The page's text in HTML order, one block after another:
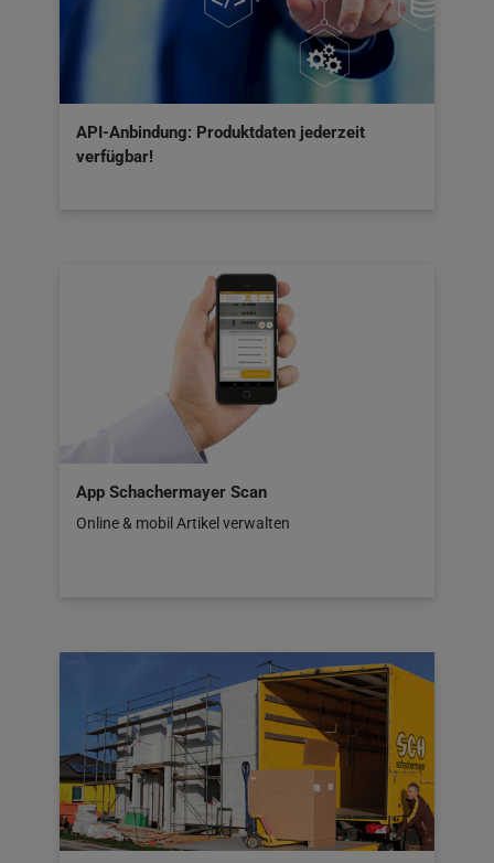
API-Anbindung: Produktdaten jederzeit
verfügbar!
App Schachermayer Scan
Online & mobil Artikel verwalten